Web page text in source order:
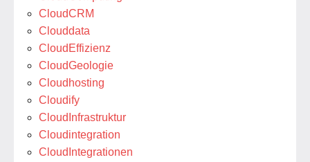
CloudCRM
Clouddata
CloudEffizienz
CloudGeologie
Cloudhosting
Cloudify
CloudInfrastruktur
Cloudintegration
CloudIntegrationen